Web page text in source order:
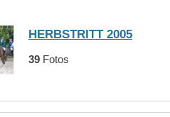
HERBSTRITT 2005
39 Fotos